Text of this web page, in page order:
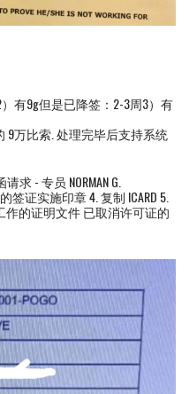
有9g但是已降签：2-3周3）有
9万比索. 处理完毕后支持系统
求 - 专员 NORMAN G.
签证实施印章 4. 复制 ICARD 5.
作的证明文件 已取消许可证的